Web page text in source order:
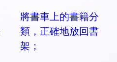
將書車上的書籍分
類，正確地放回書
架；